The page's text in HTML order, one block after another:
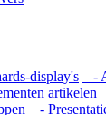
display's -
artikelen
-